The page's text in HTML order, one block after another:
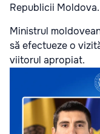
Republicii Moldova.
Ministrul
să efectueze o
viitorul apropiat.